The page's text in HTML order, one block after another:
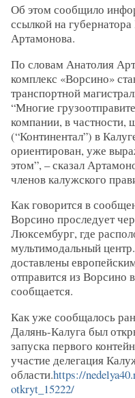
Об этом сообщило
ссылкой на
Артамонова.
По словам Анатолия
комплекс «Ворсино»
транспортной
“Многие
компании, в частности,
(“Континентал”) в
ориентирован, уже
этом”, – сказал
членов калужского
Как говорится в
Ворсино проследует
Люксембург, где
мультимодальный
доставлены
отправится из Ворсино
сообщается.
Как уже сообщалось
Далянь-Калуга был
запуска первого
участие делегация
области.https://
otkryt_15222/